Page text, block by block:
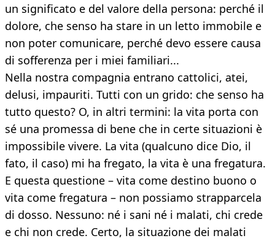
un significato e del valore della persona: perché il
dolore, che senso ha stare in un letto immobile e
non poter comunicare, perché devo essere causa
di sofferenza per i miei familiari...
Nella nostra compagnia entrano cattolici, atei,
delusi, impauriti. Tutti con un grido: che senso ha
tutto questo? O, in altri termini: la vita porta con
sé una promessa di bene che in certe situazioni è
impossibile vivere. La vita (qualcuno dice Dio, il
fato, il caso) mi ha fregato, la vita è una fregatura.
E questa questione – vita come destino buono o
vita come fregatura – non possiamo strapparcela
di dosso. Nessuno: né i sani né i malati, chi crede
e chi non crede. Certo, la situazione dei malati